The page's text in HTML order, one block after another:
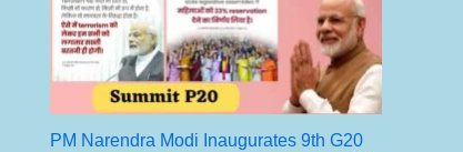
PM Narendra Modi Inaugurates 9th G20